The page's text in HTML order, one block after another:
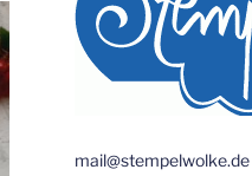
mail@stempelwolke.de